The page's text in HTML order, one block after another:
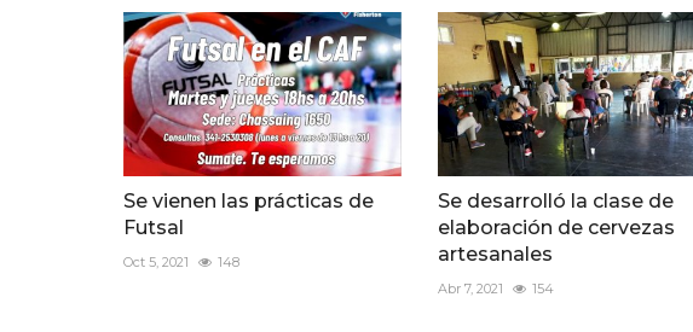
Se vienen las prácticas de
Futsal
Oct 5, 2021 148
Se desarrolló la clase de
elaboración de cervezas
artesanales
Abr 7, 2021 154